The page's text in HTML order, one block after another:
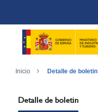
Inicio Detalle de boletin
Detalle de boletin